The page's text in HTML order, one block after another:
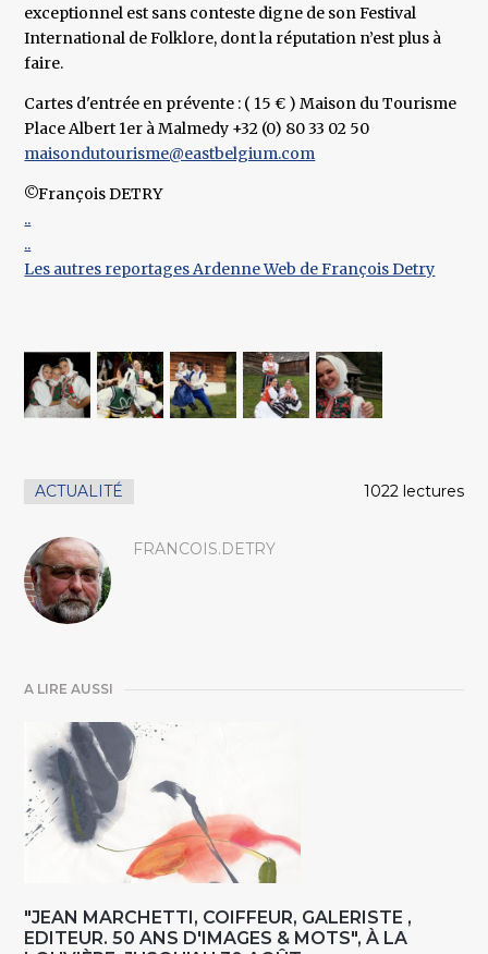
exceptionnel est sans conteste digne de son Festival
International de Folklore, dont la réputation n’est plus à
faire.
Cartes d'entrée en prévente : ( 15 € ) Maison du Tourisme
Place Albert 1er à Malmedy +32 (0) 80 33 02 50
maisondutourisme@eastbelgium.com
©François DETRY
..
..
Les autres reportages Ardenne Web de François Detry
ACTUALITÉ 1022 lectures
FRANCOIS.DETRY
A LIRE AUSSI
"JEAN MARCHETTI, COIFFEUR, GALERISTE ,
EDITEUR. 50 ANS D'IMAGES & MOTS", À LA